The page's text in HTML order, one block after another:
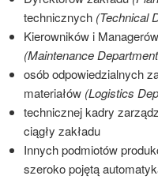
technicznych (Technical
Kierowników i
(Maintenance
osób odpowiedzialnych
materiałów (Logistics
technicznej kadry
ciągły zakładu
Innych podmiotów
szeroko pojętą